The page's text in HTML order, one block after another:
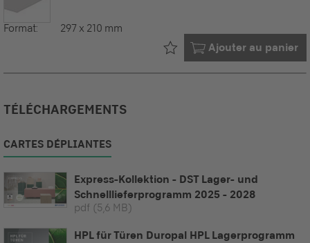
Format: 297 x 210 mm
Ajouter au panier
Déjà dans votre
TÉLÉCHARGEMENTS
CARTES DÉPLIANTES
Express-Kollektion - DST Lager- und
Schnelllieferprogramm 2025 - 2028
pdf (5,6 MB)
HPL für Türen Duropal HPL Lagerprogramm